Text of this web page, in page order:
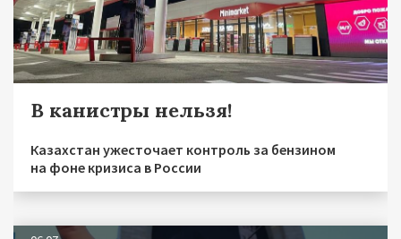
В канистры нельзя!
Казахстан ужесточает контроль за бензином
на фоне кризиса в России